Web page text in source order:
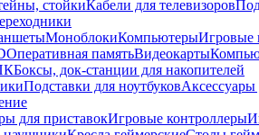
стойкиКабели для телевизоров
МоноблокиКомпьютерыИгровые
Оперативная памятьВидеокарты
Боксы, док-станции для накопителей
Подставки для ноутбуковАксессуары
для приставокИгровые контроллеры